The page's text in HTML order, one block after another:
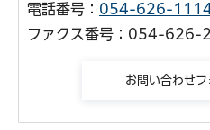
電話番号： 054-626-
ファクス番号：054-626-